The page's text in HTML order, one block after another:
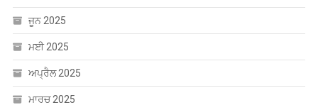
ਜੂਨ 2025
ਮਈ 2025
ਅਪ੍ਰੈਲ 2025
ਮਾਰਚ 2025